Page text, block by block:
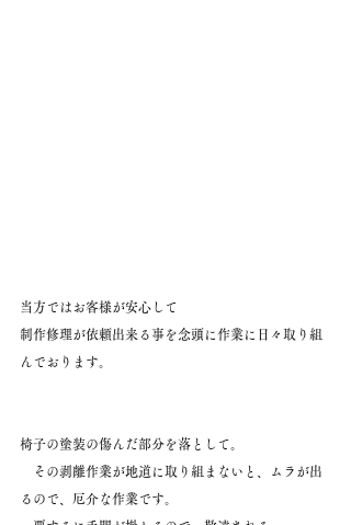
当方ではお客様が安心して
制作修理が依頼出来る事を念頭に作業に日々取り組
んでおります。
椅子の塗装の傷んだ部分を落として。
その剥離作業が地道に取り組まないと、ムラが出
るので、厄介な作業です。